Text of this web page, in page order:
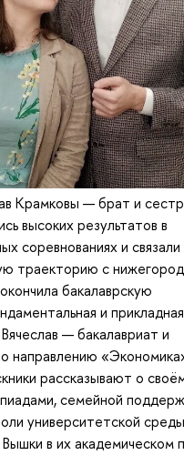
Крамковы — брат и
высоких результатов в
соревнованиях и
траекторию с
бакалаврскую
и прикладная
— бакалавриат и
направлению
рассказывают о
семейной
университетской среды
в их академическом